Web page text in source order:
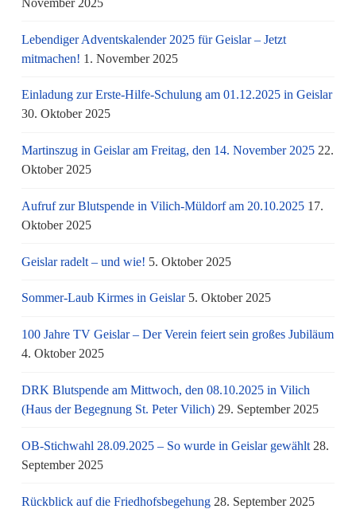
Lebendiger Adventskalender 2025 für Geislar – Jetzt
mitmachen! 1. November 2025
Einladung zur Erste-Hilfe-Schulung am 01.12.2025 in Geislar
30. Oktober 2025
Martinszug in Geislar am Freitag, den 14. November 2025 22.
Oktober 2025
Aufruf zur Blutspende in Vilich-Müldorf am 20.10.2025 17.
Oktober 2025
Geislar radelt – und wie! 5. Oktober 2025
Sommer-Laub Kirmes in Geislar 5. Oktober 2025
100 Jahre TV Geislar – Der Verein feiert sein großes Jubiläum
4. Oktober 2025
DRK Blutspende am Mittwoch, den 08.10.2025 in Vilich
(Haus der Begegnung St. Peter Vilich) 29. September 2025
OB-Stichwahl 28.09.2025 – So wurde in Geislar gewählt 28.
September 2025
Rückblick auf die Friedhofsbegehung 28. September 2025